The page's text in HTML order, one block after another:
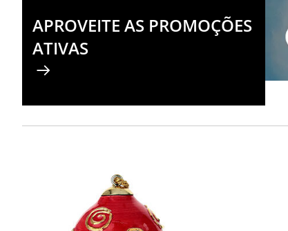
APROVEITE AS PROMOÇÕES
ATIVAS